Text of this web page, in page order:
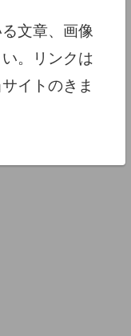
文章、画像
。リンクは
イトのきま